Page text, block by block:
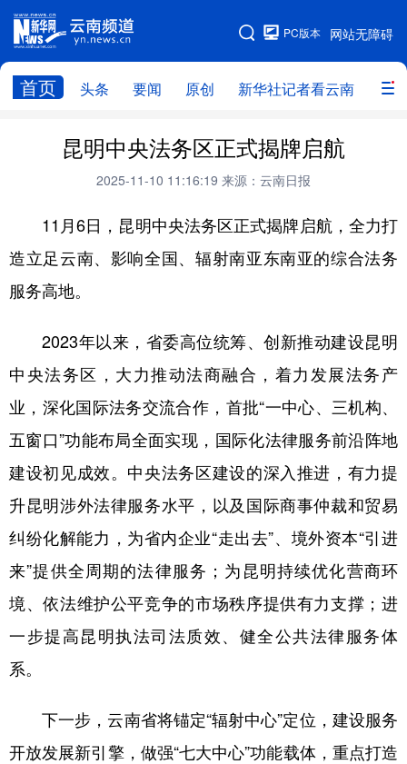
网站无障碍
PC版本
首页 头条 要闻 原创 新华社记者看云南 政务
网站地图
头条 云南要闻 本网原创
新华社记者看云南 政务
廉政 云南省领导报道集 旅游
教育
州市
社会
云南青年说 趣看文物
昆明中央法务区正式揭牌启航
2025-11-10 11:16:19 来源：云南日报
11月6日，昆明中央法务区正式揭牌启航，全力打
造立足云南、影响全国、辐射南亚东南亚的综合法务
服务高地。
2023年以来，省委高位统筹、创新推动建设昆明
中央法务区，大力推动法商融合，着力发展法务产
业，深化国际法务交流合作，首批“一中心、三机构、
五窗口”功能布局全面实现，国际化法律服务前沿阵地
建设初见成效。中央法务区建设的深入推进，有力提
升昆明涉外法律服务水平，以及国际商事仲裁和贸易
纠纷化解能力，为省内企业“走出去”、境外资本“引进
来”提供全周期的法律服务；为昆明持续优化营商环
境、依法维护公平竞争的市场秩序提供有力支撑；进
一步提高昆明执法司法质效、健全公共法律服务体
系。
下一步，云南省将锚定“辐射中心”定位，建设服务
开放发展新引擎，做强“七大中心”功能载体，重点打造